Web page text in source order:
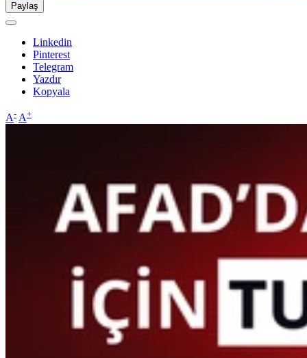
Paylaş
Linkedin
Pinterest
Telegram
Yazdır
Kopyala
A- A+